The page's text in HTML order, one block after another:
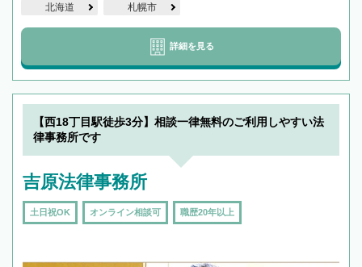
北海道 札幌市
詳細を見る
【西18丁目駅徒歩3分】相談一律無料のご利用しやすい法
律事務所です
吉原法律事務所
土日祝OK オンライン相談可 職歴20年以上